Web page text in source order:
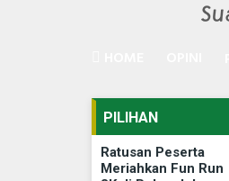
PILIHAN
Ratusan Peserta
Meriahkan Fun Run